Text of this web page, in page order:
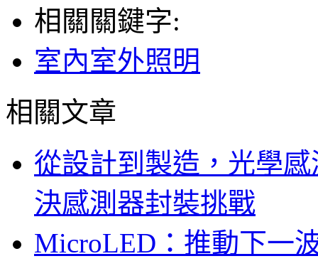
相關關鍵字:
室內室外照明
相關文章
從設計到製造，光學
決感測器封裝挑戰
MicroLED：推動下一